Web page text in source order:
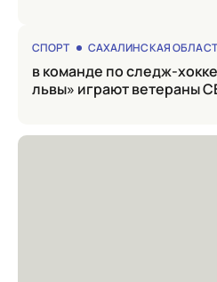
СПОРТ САХАЛИНСКАЯ
в команде по следж-
львы» играют ветераны